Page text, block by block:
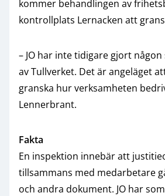
kommer behandlingen av
kontrollplats Lernacken att
– JO har inte tidigare gjort
av Tullverket. Det är angeläget
granska hur verksamheten
Lennerbrant.
Fakta
En inspektion innebär att
tillsammans med medarbetare
och andra dokument. JO har